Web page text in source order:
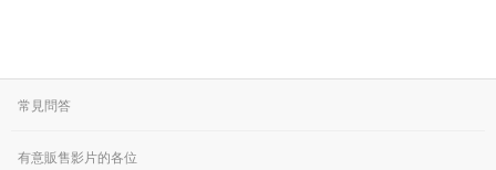
常見問答
有意販售影片的各位